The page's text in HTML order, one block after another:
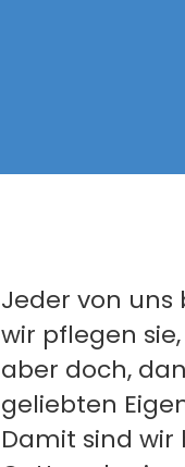
Jeder von uns
wir pflegen
aber doch,
geliebten
Damit sind wir